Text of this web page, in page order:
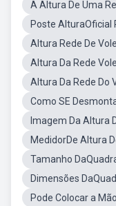
A Altura De Uma
Poste AlturaOficial
Altura Rede De
Altura Da Rede
Altura Da Rede Do
Como SE
Imagem Da Altura
MedidorDe Altura
Tamanho
Dimensões
Pode Colocar a